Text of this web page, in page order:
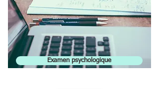
Examen psychologique